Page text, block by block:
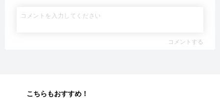
コメントする
こちらもおすすめ！